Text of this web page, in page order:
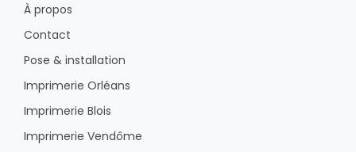
À propos
Contact
Pose & installation
Imprimerie Orléans
Imprimerie Blois
Imprimerie Vendôme